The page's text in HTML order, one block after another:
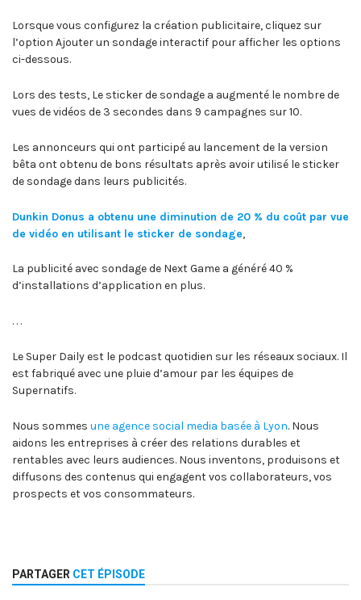
Lorsque vous configurez la création publicitaire, cliquez sur
l’option Ajouter un sondage interactif pour afficher les options
ci-dessous.
Lors des tests, Le sticker de sondage a augmenté le nombre de
vues de vidéos de 3 secondes dans 9 campagnes sur 10.
Les annonceurs qui ont participé au lancement de la version
bêta ont obtenu de bons résultats après avoir utilisé le sticker
de sondage dans leurs publicités.
Dunkin Donus a obtenu une diminution de 20 % du coût par vue
de vidéo en utilisant le sticker de sondage,
La publicité avec sondage de Next Game a généré 40 %
d’installations d’application en plus.
. . .
Le Super Daily est le podcast quotidien sur les réseaux sociaux. Il
est fabriqué avec une pluie d’amour par les équipes de
Supernatifs.
Nous sommes une agence social media basée à Lyon. Nous
aidons les entreprises à créer des relations durables et
rentables avec leurs audiences. Nous inventons, produisons et
diffusons des contenus qui engagent vos collaborateurs, vos
prospects et vos consommateurs.
PARTAGER CET ÉPISODE